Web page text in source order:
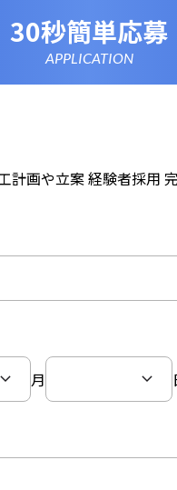
30秒簡単応募
APPLICATION
計画や立案 経験者採用
月